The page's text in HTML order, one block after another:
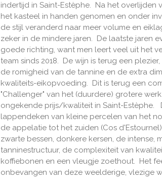
indertijd in Saint-Estèphe. Na het overlijden
het kasteel in handen genomen en onder
de stijl veranderd naar meer volume en
zeker in de mindere jaren. De laatste jaren
goede richting, want men leert veel uit het
team sinds 2018. De wijn is terug een
de romigheid van de tannine en de extra
kwaliteits-eikopvoeding. Dit is terug een
"Challenger" van het (duurdere) grotere
ongekende prijs/kwaliteit in Saint-Estèphe.
lappendeken van kleine percelen van het
de appelatie tot het zuiden (Cos
zwarte bessen, donkere kersen, de intense,
tanninestructuur, de complexiteit van
koffiebonen en een vleugje zoethout. Het
onbevangen van deze weelderige, vlezige